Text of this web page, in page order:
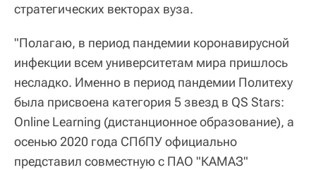
стратегических векторах вуза.
"Полагаю, в период пандемии коронавирусной
инфекции всем университетам мира пришлось
несладко. Именно в период пандемии Политеху
была присвоена категория 5 звезд в QS Stars:
Online Learning (дистанционное образование), а
осенью 2020 года СПбПУ официально
представил совместную с ПАО "КАМАЗ"